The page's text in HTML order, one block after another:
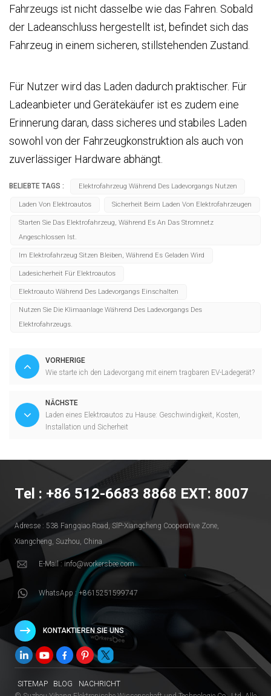
Fahrzeugs ist nicht dasselbe wie das Fahren. Sobald
der Ladeanschluss hergestellt ist, befindet sich das
Fahrzeug in einem sicheren, stillstehenden Zustand.
Für Nutzer wird das Laden dadurch praktischer. Für
Ladeanbieter und Gerätekäufer ist es zudem eine
Erinnerung daran, dass sicheres und stabiles Laden
sowohl von der Fahrzeugkonstruktion als auch von
zuverlässiger Hardware abhängt.
BELIEBTE TAGS : Elektrofahrzeug Während Des Ladevorgangs Nutzen
Laden Von Elektroautos Sicherheit Beim Laden Von Elektrofahrzeugen
Starten Sie Das Elektrofahrzeug, Während Es An Das Stromnetz
Angeschlossen Ist.
Im Elektrofahrzeug Sitzen Bleiben, Während Es Geladen Wird
Ladesicherheit Für Elektroautos
Elektroauto Während Des Ladevorgangs Einschalten
Nutzen Sie Die Klimaanlage Während Des Ladevorgangs Des
Elektrofahrzeugs.
VORHERIGE
Wie starte ich den Ladevorgang mit einem tragbaren EV-Ladegerät?
NÄCHSTE
Laden eines Elektroautos zu Hause: Geschwindigkeit, Kosten,
Installation und Sicherheit
Tel : +86 512-6683 8868 EXT: 8007
Adresse : 538 Fangqiao Road, SlP-Xiangcheng Cooperative Zone,
Xiangcheng, Suzhou, China
E-Mail : info@workersbee.com
WhatsApp : +8615251599747
KONTAKTIEREN SIE UNS
SITEMAP BLOG
NACHRICHT